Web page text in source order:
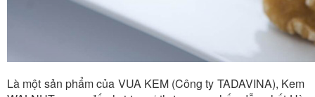
Là một sản phẩm của VUA KEM (Công ty TADAVINA), Kem